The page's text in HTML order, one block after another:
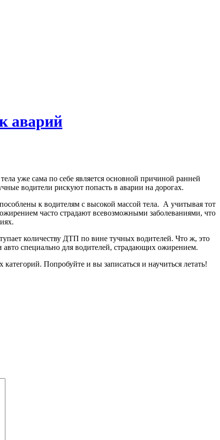
аварий
уже сама по себе является основной причиной ранней
водители рискуют попасть в аварии на дорогах.
к водителям с высокой массой тела. А учитывая тот
часто страдают всевозможными заболеваниями, что
количеству ДТП по вине тучных водителей. Что ж, это
специально для водителей, страдающих ожирением.
Попробуйте и вы записаться и научиться летать!